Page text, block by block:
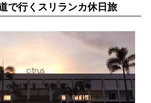
で行くスリランカ休日旅